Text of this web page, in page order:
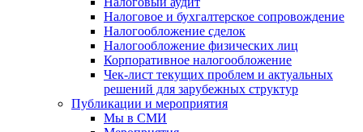
Налоговое и бухгалтерское сопровождение
Налогообложение сделок
Налогообложение физических лиц
Корпоративное налогообложение
Чек-лист текущих проблем и актуальных
решений для зарубежных структур
Публикации и мероприятия
Мы в СМИ